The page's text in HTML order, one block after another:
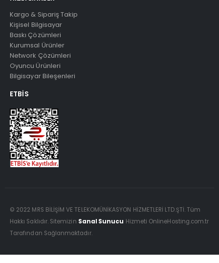
Kargo & Sipariş Takip
Kişisel Bilgisayar
Baskı Çözümleri
Kurumsal Ürünler
Network Çözümleri
Oyuncu Ürünleri
Bilgisayar Bileşenleri
ETBIS
© 2022 MRS BİLİŞİM VE TELEKOMÜNİKASYON HİZMETLERİ LTD.ŞTİ. Tüm
Hakkı Saklıdır. Sitemizin Sanal Sunucu Hizmeti OnlineHosting.com.tr
Tarafından Sağlanmaktadır.